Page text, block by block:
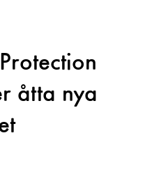
åtta nya